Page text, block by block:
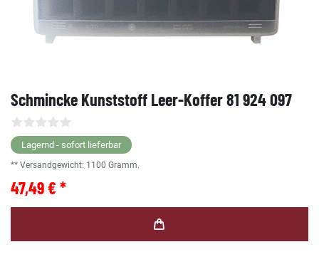
Schmincke Kunststoff Leer-Koffer 81 924 097
Lagernd - sofort lieferbar
** Versandgewicht: 1100 Gramm.
47,49 € *